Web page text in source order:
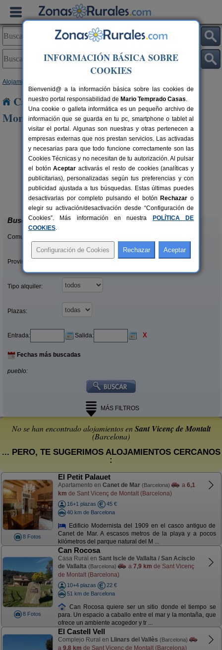
Alojamientos
Casas Rurales cerca de Sant Vicenç de
Montalt
6+6 pers.
desde25 €
El Mas de Tous
Sant Martí de Tous (Barcelona)
Buscar
Comunidades:
Provincias/Islas:
Tipo alquiler:
Plazas:
Entrada: Salida: X
Fechas más buscadas
pueblo:
MÁS FILTROS
No se han encontrado alojamientos enSant Vicenç de Montalt
(Barcelona)
... PERO, TE SUGERIMOS ALOJAMIENTOS CERCANOS
:
8 Fotos
El Petit Palauet
Apartamento en Canet de Mar (Barcelona) a 6,1
km de Sant Vicenç de Montalt (Barcelona)
16+1 plazas
45 €
40 km de Barcelona
Edificio Modernista del 1909 en el casco antiguo de
Canet de Mar. A escasos metros de la playa y a pocos
kilómetros del parque natural del M ...
8 Fotos
Can Rocosa
Casa Rural en Sant Iscle de Vallalta / San Acisclo
de Vallalta (Barcelona) a 7,9 km de Sant Vicenç
de Montalt (Barcelona)
10+4 plazas
22 €
51 km de Barcelona
Can Rocosa quiere ser un sitio donde el tiempo se
para. Un espacio a caballo entre el mar y la montaña, que
ofrece un ambiente acogedor y tr ...
El Castell Vell
Complejo Rural en Llinars del Vallès (Barcelona)
a 9,8 km de Sant Vicenç de Montalt (Barcelona)
INFORMACIÓN BÁSICA SOBRE
COOKIES
Bienvenid@ a la información básica sobre las cookies de
nuestro portal responsabilidad de Mario Temprado Casas.
Una cookie o galleta informática es un pequeño archivo de
información que se guarda en tu pc, smartphone o tablet al
visitar el portal. Algunas son nuestras y otras pertenecen a
empresas externas que nos prestan servicios. Las activadas
y necesarias para que todo funcione correctamente son las
Cookies Técnicas y no necesitan de tu autorización. Al pulsar
el botónAceptar activarás el resto de cookies (analíticas y
publicitarias), personalizadas según tus preferencias y con
publicidad ajustada a tus búsquedas. Estas últimas puedes
desactivarlas por completo pulsando el botón Rechazar o
elegir su activación/desactivación desde “Configuración de
Cookies”. Más información en nuestra
POLÍTICA DE
COOKIES.